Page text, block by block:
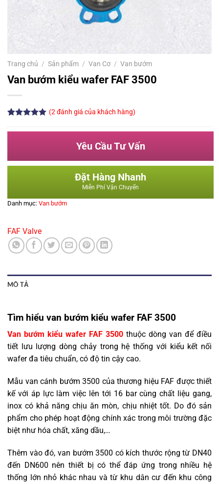
Trang chủ / Sản phẩm / Van Cơ / Van bướm
Van bướm kiểu wafer FAF 3500
dựa trên
(2đánh giá của khách hàng)
Yêu Cầu Tư Vấn
Đặt Hàng Nhanh
Miễn Phí Vận Chuyển
Danh mục: Van bướm
FAF Valve
MÔ TẢ
Tìm hiểu van bướm kiểu wafer FAF 3500
Van bướm kiểu wafer FAF 3500 thuộc dòng van để điều
tiết lưu lượng dòng chảy trong hệ thống với kiểu kết nối
wafer đa tiêu chuẩn, có độ tin cậy cao.
Mẫu van cánh bướm 3500 của thương hiệu FAF được thiết
kế với áp lực làm việc lên tới 16 bar cùng chất liệu gang,
inox có khả năng chịu ăn mòn, chịu nhiệt tốt. Do đó sản
phẩm cho phép hoạt động chính xác trong môi trường đặc
biệt như hóa chất, xăng dầu,…
Thêm vào đó, van bướm 3500 có kích thước rộng từ DN40
đến DN600 nên thiết bị có thể đáp ứng trong nhiều hệ
thống lớn nhỏ khác nhau và từ khu dân cư đến khu công